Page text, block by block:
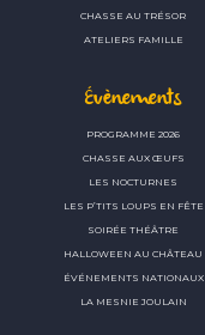
CHASSE AU TRÉSOR
ATELIERS FAMILLE
Évènements
PROGRAMME 2026
CHASSE AUX ŒUFS
LES NOCTURNES
LES P’TITS LOUPS EN FÊTE
SOIRÉE THÉÂTRE
HALLOWEEN AU CHÂTEAU
ÉVÉNEMENTS NATIONAUX
LA MESNIE JOULAIN